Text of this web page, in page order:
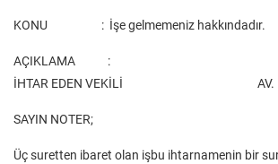
KONU : İşe gelmemeniz hakkındadır.
AÇIKLAMA :
İHTAR EDEN VEKİLİ AV. İLKAY
SAYIN NOTER;
Üç suretten ibaret olan işbu ihtarnamenin bir